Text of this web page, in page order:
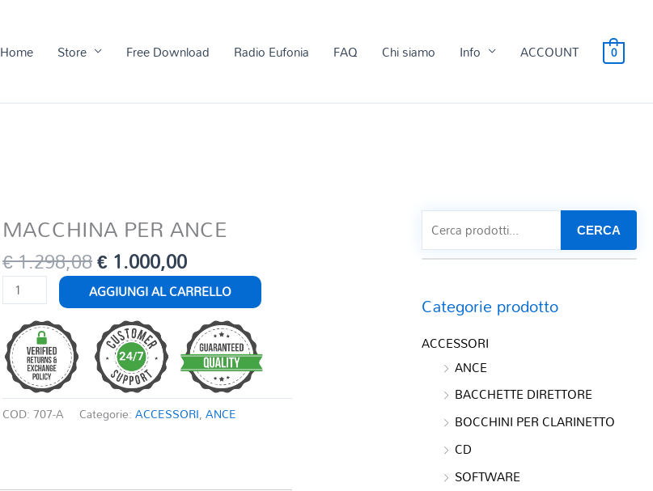
Home Store Free Download Radio Eufonia FAQ Chi siamo Info ACCOUNT 0
MACCHINA PER ANCE
€1.298,08Il
prezzo
originale
era:
€ 1.298,08.
€1.000,00Il
prezzo
attuale
è:
€ 1.000,00.
MACCHINA
PER
ANCE
quantità
AGGIUNGI AL CARRELLO
COD: 707-A Categorie:ACCESSORI,ANCE
CERCA
Categorie prodotto
ACCESSORI
ANCE
BACCHETTE DIRETTORE
BOCCHINI PER CLARINETTO
CD
SOFTWARE